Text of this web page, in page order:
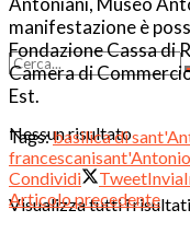
Nessun risultato
Visualizza tutti i risultati
manifestazione è
Fondazione Cassa di
Camera di
Est.
Tags:basilica di
francescani
Condividi
TweetInvia
Articolo precedente